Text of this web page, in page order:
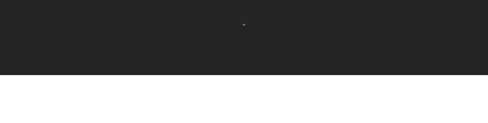
Voir tous les avis clients